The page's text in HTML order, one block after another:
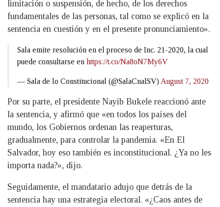
limitación o suspensión, de hecho, de los derechos
fundamentales de las personas, tal como se explicó en la
sentencia en cuestión y en el presente pronunciamiento».
Sala emite resolución en el proceso de Inc. 21-2020, la cual
puede consultarse en https://t.co/Na8oN7My6V
— Sala de lo Constitucional (@SalaCnalSV) August 7, 2020
Por su parte, el presidente Nayib Bukele reaccionó ante
la sentencia, y afirmó que «en todos los países del
mundo, los Gobiernos ordenan las reaperturas,
gradualmente, para controlar la pandemia. «En El
Salvador, hoy eso también es inconstitucional. ¿Ya no les
importa nada?», dijo.
Seguidamente, el mandatario adujo que detrás de la
sentencia hay una estrategia electoral. «¿Caos antes de